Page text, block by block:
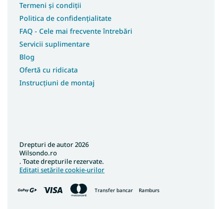
Termeni și condiții
Politica de confidențialitate
FAQ - Cele mai frecvente întrebări
Servicii suplimentare
Blog
Ofertă cu ridicata
Instrucțiuni de montaj
Transfer bancar Ramburs
Drepturi de autor 2026
Wilsondo.ro
. Toate drepturile rezervate.
Editați setările cookie-urilor